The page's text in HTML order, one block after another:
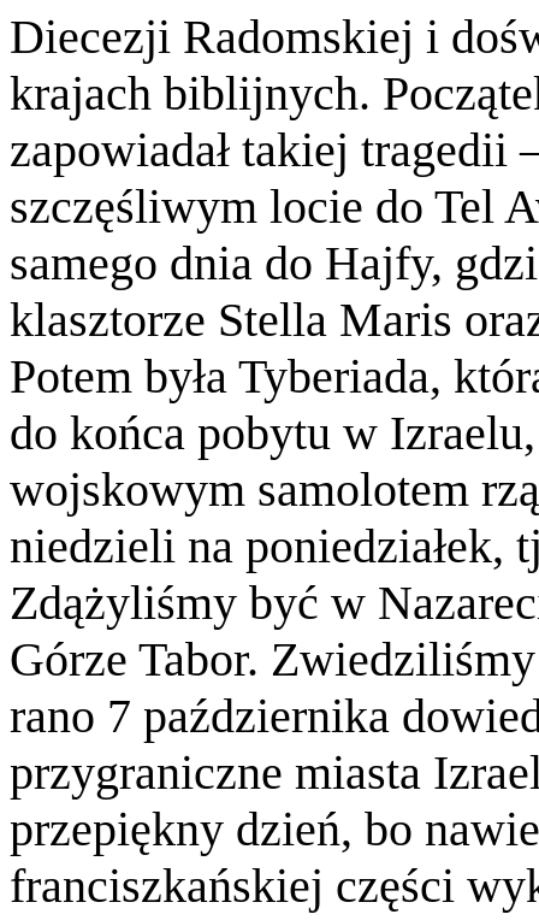
Diecezji Radomskiej i
krajach biblijnych.
zapowiadał takiej tragedii
szczęśliwym locie do Tel
samego dnia do Hajfy,
klasztorze Stella Maris
Potem była Tyberiada,
do końca pobytu w
wojskowym samolotem
niedzieli na poniedziałek,
Zdążyliśmy być w
Górze Tabor.
rano 7 października
przygraniczne miasta
przepiękny dzień, bo
franciszkańskiej części